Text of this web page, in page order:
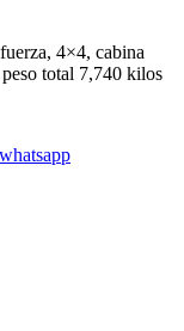
4×4, cabina
total 7,740 kilos